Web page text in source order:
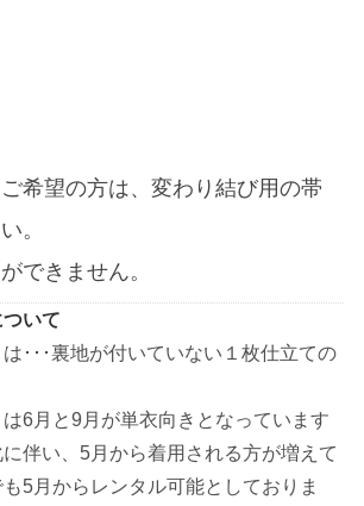
希望の方は、変わり結び用の帯
。
できません。
いて
･･･裏地が付いていない１枚仕立ての
6月と9月が単衣向きとなっています
伴い、5月から着用される方が増えて
5月からレンタル可能としておりま